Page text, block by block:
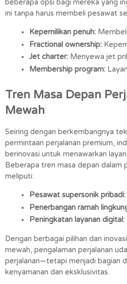
beberapa opsi bagi mereka yang
ini tanpa harus membeli pesawat
Kepemilikan penuh:
Fractional ownership:
Jet charter: Menyewa jet
Membership program:
Tren Masa Depan
Mewah
Seiring dengan berkembangnya
permintaan perjalanan premium,
berinovasi untuk menawarkan
Beberapa tren masa depan dalam
meliputi:
Pesawat supersonik pribadi:
Penerbangan ramah
Peningkatan layanan digital:
Dengan berbagai pilihan dan
mewah, pengalaman perjalanan
perjalanan—tetapi menjadi bagian
kenyamanan dan eksklusivitas.